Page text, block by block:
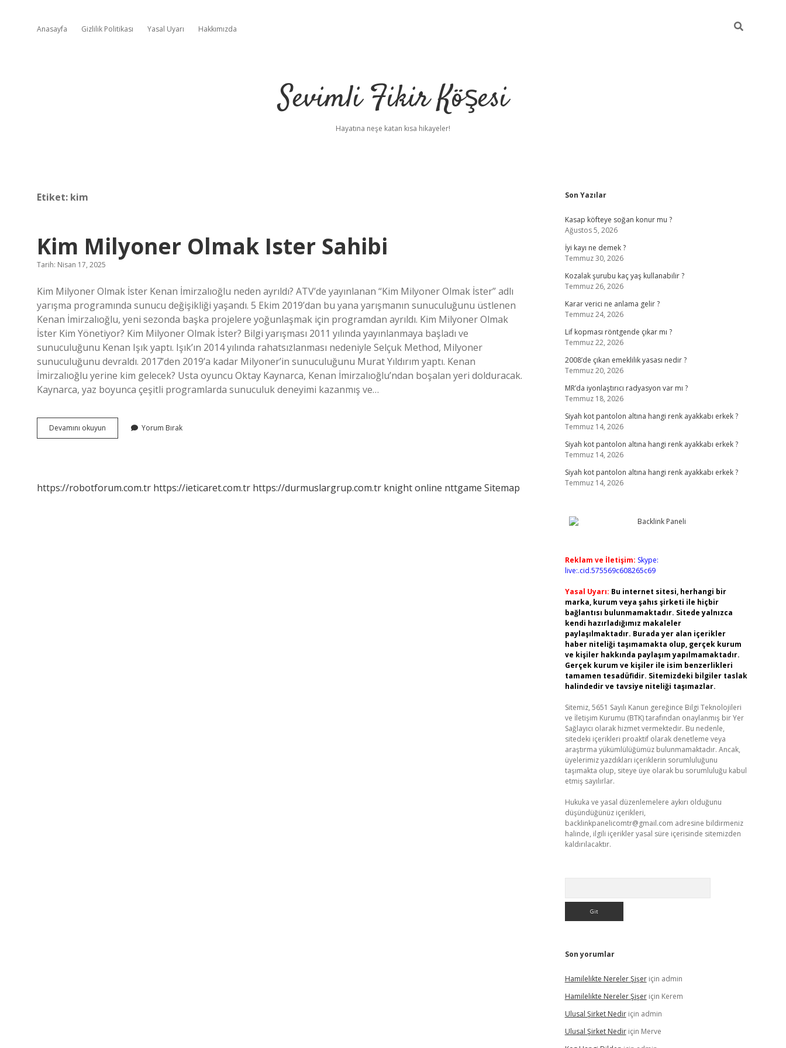
Anasayfa Gizlilik Politikası Yasal Uyarı Hakkımızda
Sevimli Fikir Köşesi
Hayatına neşe katan kısa hikayeler!
Etiket: kim
Kim Milyoner Olmak Ister Sahibi
Tarih: Nisan 17, 2025
Kim Milyoner Olmak İster Kenan İmirzalıoğlu neden ayrıldı? ATV’de yayınlanan “Kim Milyoner Olmak İster” adlı
yarışma programında sunucu değişikliği yaşandı. 5 Ekim 2019’dan bu yana yarışmanın sunuculuğunu üstlenen
Kenan İmirzalıoğlu, yeni sezonda başka projelere yoğunlaşmak için programdan ayrıldı. Kim Milyoner Olmak
İster Kim Yönetiyor? Kim Milyoner Olmak İster? Bilgi yarışması 2011 yılında yayınlanmaya başladı ve
sunuculuğunu Kenan Işık yaptı. Işık’ın 2014 yılında rahatsızlanması nedeniyle Selçuk Method, Milyoner
sunuculuğunu devraldı. 2017’den 2019’a kadar Milyoner’in sunuculuğunu Murat Yıldırım yaptı. Kenan
İmirzalıoğlu yerine kim gelecek? Usta oyuncu Oktay Kaynarca, Kenan İmirzalıoğlu’ndan boşalan yeri dolduracak.
Kaynarca, yaz boyunca çeşitli programlarda sunuculuk deneyimi kazanmış ve…
Devamını okuyun
Milyoner
Yorum Bırak
https://robotforum.com.tr https://ieticaret.com.tr https://durmuslargrup.com.tr knight online nttgame Sitemap
Sidebar
Son Yazılar
Kasap köfteye soğan konur mu ?
Ağustos 5, 2026
İyi kayı ne demek ?
Temmuz 30, 2026
Kozalak şurubu kaç yaş kullanabilir ?
Temmuz 26, 2026
Karar verici ne anlama gelir ?
Temmuz 24, 2026
Lif kopması röntgende çıkar mı ?
Temmuz 22, 2026
2008’de çıkan emeklilik yasası nedir ?
Temmuz 20, 2026
MR’da iyonlaştırıcı radyasyon var mı ?
Temmuz 18, 2026
Siyah kot pantolon altına hangi renk ayakkabı erkek ?
Temmuz 14, 2026
Siyah kot pantolon altına hangi renk ayakkabı erkek ?
Temmuz 14, 2026
Siyah kot pantolon altına hangi renk ayakkabı erkek ?
Temmuz 14, 2026
Reklam ve İletişim: Skype:
live:.cid.575569c608265c69
Yasal Uyarı: Bu internet sitesi, herhangi bir
marka, kurum veya şahıs şirketi ile hiçbir
bağlantısı bulunmamaktadır. Sitede yalnızca
kendi hazırladığımız makaleler
paylaşılmaktadır. Burada yer alan içerikler
haber niteliği taşımamakta olup, gerçek kurum
ve kişiler hakkında paylaşım yapılmamaktadır.
Gerçek kurum ve kişiler ile isim benzerlikleri
tamamen tesadüfidir. Sitemizdeki bilgiler taslak
halindedir ve tavsiye niteliği taşımazlar.
Sitemiz, 5651 Sayılı Kanun gereğince Bilgi Teknolojileri
ve İletişim Kurumu (BTK) tarafından onaylanmış bir Yer
Sağlayıcı olarak hizmet vermektedir. Bu nedenle,
sitedeki içerikleri proaktif olarak denetleme veya
araştırma yükümlülüğümüz bulunmamaktadır. Ancak,
üyelerimiz yazdıkları içeriklerin sorumluluğunu
taşımakta olup, siteye üye olarak bu sorumluluğu kabul
etmiş sayılırlar.
Hukuka ve yasal düzenlemelere aykırı olduğunu
düşündüğünüz içerikleri,
backlinkpanelicomtr@gmail.com adresine bildirmeniz
halinde, ilgili içerikler yasal süre içerisinde sitemizden
kaldırılacaktır.
Son yorumlar
Hamilelikte Nereler Şişeriçin admin
Hamilelikte Nereler Şişeriçin Kerem
Ulusal Şirket Nediriçin admin
Ulusal Şirket Nediriçin Merve